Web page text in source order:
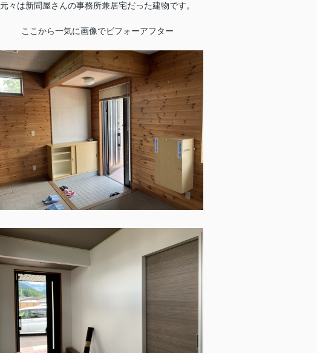
元々は新聞屋さんの事務所兼居宅だった建物です。
ここから一気に画像でビフォーアフター